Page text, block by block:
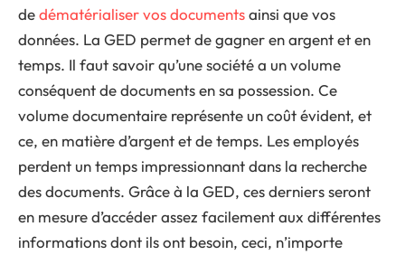
dedématérialiser vos documentsainsi que vos
données. La GED permet de gagner en argent et en
temps. Il faut savoir qu’une société a un volume
conséquent de documents en sa possession. Ce
volume documentaire représente un coût évident, et
ce, en matière d’argent et de temps. Les employés
perdent un temps impressionnant dans la recherche
des documents. Grâce à la GED, ces derniers seront
en mesure d’accéder assez facilement aux différentes
informations dont ils ont besoin, ceci, n’importe